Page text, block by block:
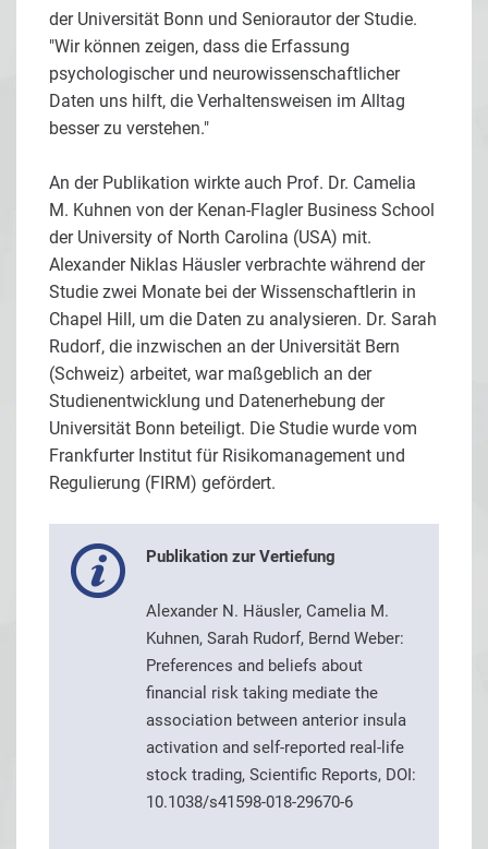
der Universität Bonn und Seniorautor der Studie.
"Wir können zeigen, dass die Erfassung
psychologischer und neurowissenschaftlicher
Daten uns hilft, die Verhaltensweisen im Alltag
besser zu verstehen."
An der Publikation wirkte auch Prof. Dr. Camelia
M. Kuhnen von der Kenan-Flagler Business School
der University of North Carolina (USA) mit.
Alexander Niklas Häusler verbrachte während der
Studie zwei Monate bei der Wissenschaftlerin in
Chapel Hill, um die Daten zu analysieren. Dr. Sarah
Rudorf, die inzwischen an der Universität Bern
(Schweiz) arbeitet, war maßgeblich an der
Studienentwicklung und Datenerhebung der
Universität Bonn beteiligt. Die Studie wurde vom
Frankfurter Institut für Risikomanagement und
Regulierung (FIRM) gefördert.
Publikation zur Vertiefung
Alexander N. Häusler, Camelia M.
Kuhnen, Sarah Rudorf, Bernd Weber:
Preferences and beliefs about
financial risk taking mediate the
association between anterior insula
activation and self-reported real-life
stock trading, Scientific Reports, DOI:
10.1038/s41598-018-29670-6